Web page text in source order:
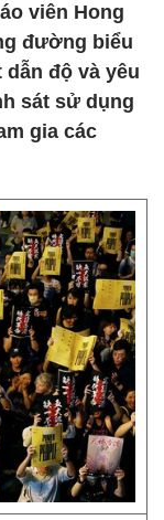
viên Hong
đường biểu
độ và yêu
sát sử dụng
gia các